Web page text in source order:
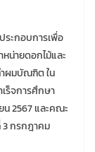
ระกอบการเพื่อ
น่ายดอกไม้และ
ำผมบัณฑิต ใน
ร็จการศึกษา
น 2567 และคณะ
3 กรกฎาคม